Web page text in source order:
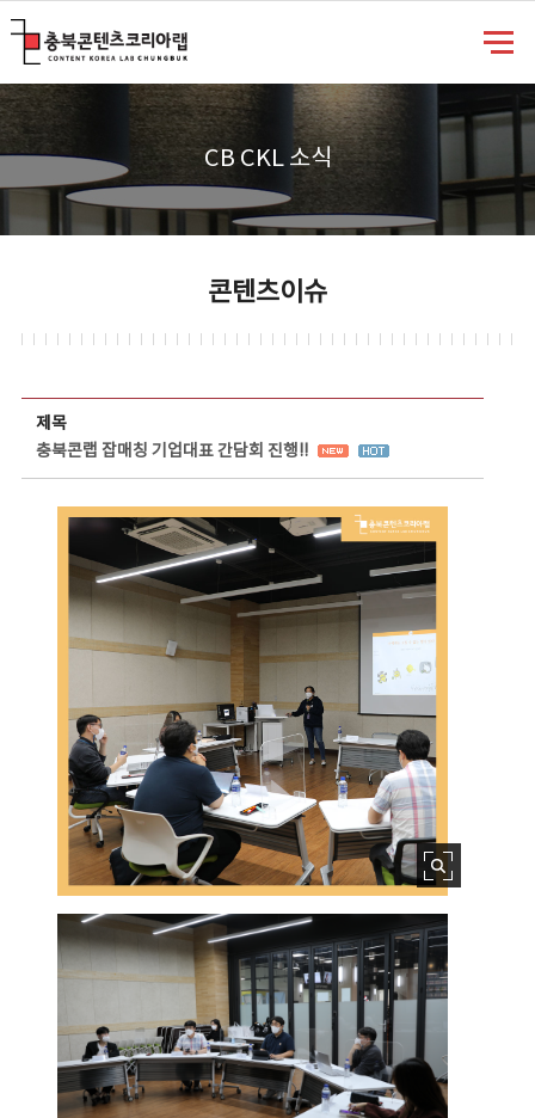
CB CKL 소식
콘텐츠이슈
제목
충북콘랩 잡매칭 기업대표 간담회 진행!!